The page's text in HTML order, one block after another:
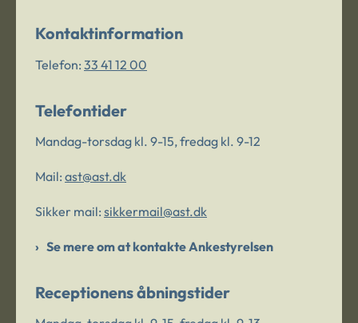
Kontaktinformation
Telefon: 33 41 12 00
Telefontider
Mandag-torsdag kl. 9-15, fredag kl. 9-12
Mail: ast@ast.dk
Sikker mail: sikkermail@ast.dk
Se mere om at kontakte Ankestyrelsen
Receptionens åbningstider